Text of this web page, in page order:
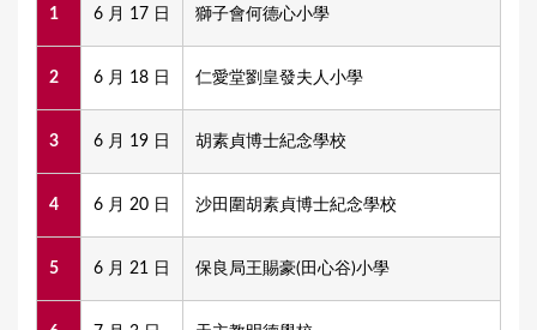
1 6 月 17 日 獅子會何德心小學
2 6 月 18 日 仁愛堂劉皇發夫人小學
3 6 月 19 日 胡素貞博士紀念學校
4 6 月 20 日 沙田圍胡素貞博士紀念學校
5 6 月 21 日 保良局王賜豪(田心谷)小學